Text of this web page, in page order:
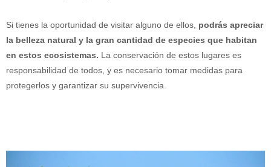
Si tienes la oportunidad de visitar alguno de ellos, podrás apreciar
la belleza natural y la gran cantidad de especies que habitan
en estos ecosistemas. La conservación de estos lugares es
responsabilidad de todos, y es necesario tomar medidas para
protegerlos y garantizar su supervivencia.